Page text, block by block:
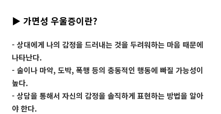
▶ 가면성 우울증이란?
- 상대에게 나의 감정을 드러내는 것을 두려워하는 마음 때문에
나타난다.
- 술이나 마약, 도박, 폭행 등의 충동적인 행동에 빠질 가능성이
높다.
- 상담을 통해서 자신의 감정을 솔직하게 표현하는 방법을 알아
야 한다.